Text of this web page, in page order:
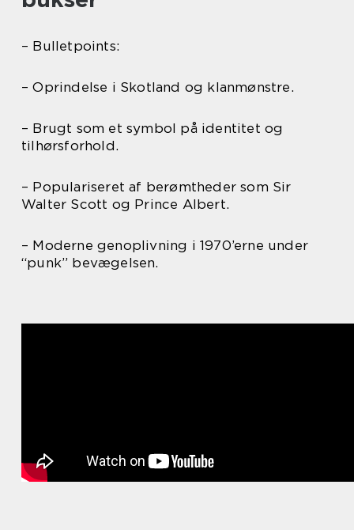
– Bulletpoints:
– Oprindelse i Skotland og klanmønstre.
– Brugt som et symbol på identitet og
tilhørsforhold.
– Populariseret af berømtheder som Sir
Walter Scott og Prince Albert.
– Moderne genoplivning i 1970’erne under
“punk” bevægelsen.